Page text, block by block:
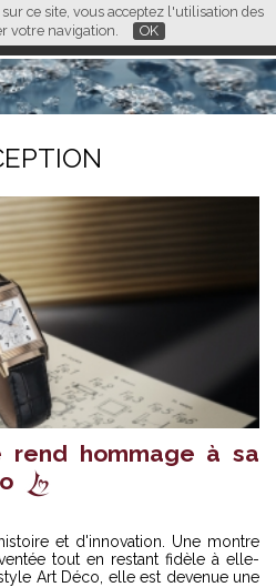
ce site, vous acceptez l'utilisation des
votre navigation.
OK
FR EN CN
rend hommage à sa
et d'innovation. Une montre
tout en restant fidèle à elle-
Art Déco, elle est devenue une